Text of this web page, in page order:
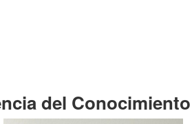
del Conocimiento